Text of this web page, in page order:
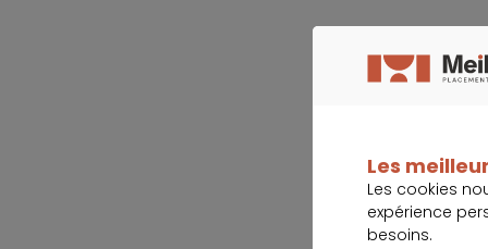
Les
Les cookies
expérience
besoins.